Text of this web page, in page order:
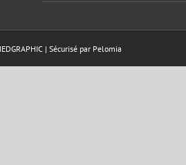
| Sécurisé par Pelomia